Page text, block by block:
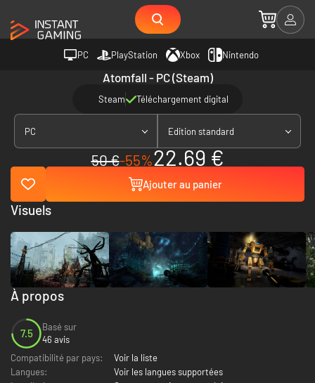
PC PlayStation Xbox Nintendo
Atomfall - PC (Steam)
Steam Téléchargement digital
PC Edition standard
50 €-55%22.69 €
Ajouter au panier
À propos
7.5
Basé sur
46 avis
Compatibilité par pays:
Voir la liste
Langues:
Voir les langues supportées
Visuels